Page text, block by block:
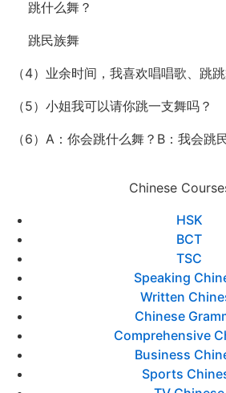
跳什么舞？
跳民族舞
（4）业余时间，我喜欢唱唱歌、跳跳
（5）小姐我可以请你跳一支舞吗？
（6）A：你会跳什么舞？B：我会跳
Chinese
HSK
BCT
TSC
Speaking
Written
Chinese
Comprehensive
Business
Sports